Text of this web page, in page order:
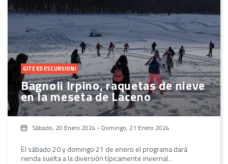
GITE ED ESCURSIONI
Bagnoli Irpino, raquetas de nieve
en la meseta de Laceno
Sábado, 20 Enero 2024 - Domingo, 21 Enero 2024
El sábado 20 y domingo 21 de enero el programa dará
rienda suelta a la diversión típicamente invernal...